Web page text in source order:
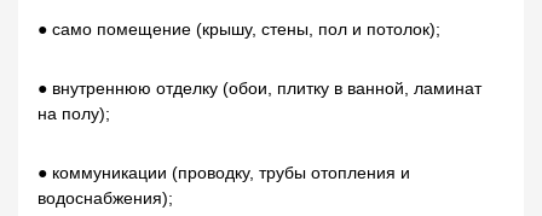
● само помещение (крышу, стены, пол и потолок);
● внутреннюю отделку (обои, плитку в ванной, ламинат
на полу);
● коммуникации (проводку, трубы отопления и
водоснабжения);